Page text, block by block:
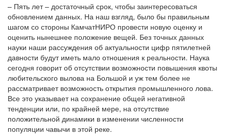
– Пять лет – достаточный срок, чтобы заинтересоваться
обновлением данных. На наш взгляд, было бы правильным
шагом со стороны КамчатНИРО провести новую оценку и
оценить нынешнее положение вещей. Без точных данных
науки наши рассуждения об актуальности цифр пятилетней
давности будут иметь мало отношения к реальности. Наука
сегодня говорит об отсутствии возможности повышения квоты
любительского вылова на Большой и уж тем более не
рассматривает возможность открытия промышленного лова.
Все это указывает на сохранение общей негативной
тенденции или, по крайней мере, на отсутствие
положительной динамики в изменении численности
популяции чавычи в этой реке.